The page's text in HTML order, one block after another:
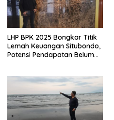
LHP BPK 2025 Bongkar Titik
Lemah Keuangan Situbondo,
Potensi Pendapatan Belum